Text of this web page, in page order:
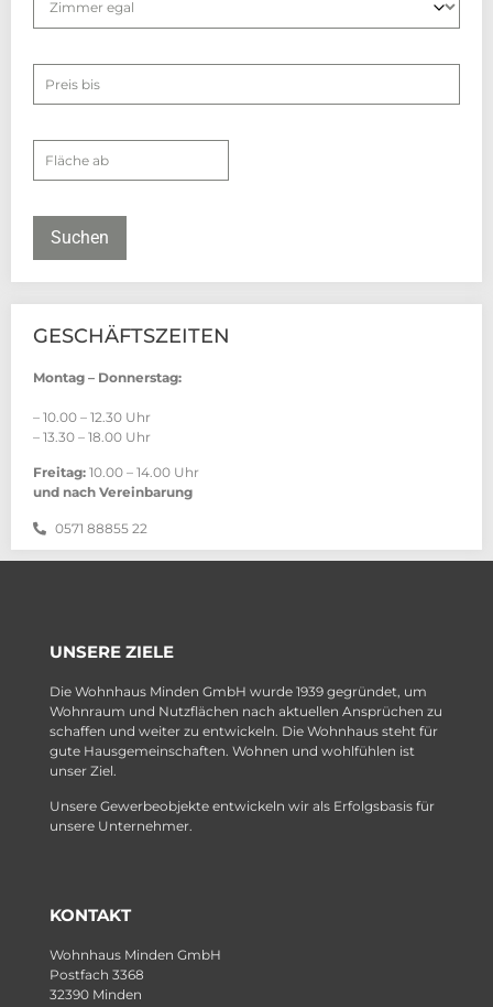
Suchen
GESCHÄFTSZEITEN
Montag – Donnerstag:
– 10.00 – 12.30 Uhr
– 13.30 – 18.00 Uhr
Freitag: 10.00 – 14.00 Uhr
und nach Vereinbarung
0571 88855 22
UNSERE ZIELE
Die Wohnhaus Minden GmbH wurde 1939 gegründet, um
Wohnraum und Nutzflächen nach aktuellen Ansprüchen zu
schaffen und weiter zu entwickeln. Die Wohnhaus steht für
gute Hausgemeinschaften. Wohnen und wohlfühlen ist
unser Ziel.
Unsere Gewerbeobjekte entwickeln wir als Erfolgsbasis für
unsere Unternehmer.
KONTAKT
Wohnhaus Minden GmbH
Postfach 3368
32390 Minden